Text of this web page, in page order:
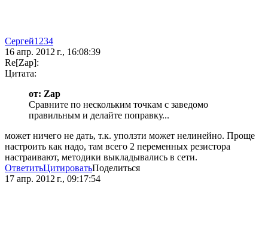
Сергей1234
16 апр. 2012 г., 16:08:39
Re[Zap]:
Цитата:
от: Zap
Сравните по нескольким точкам с заведомо
правильным и делайте поправку...
может ничего не дать, т.к. уползти может нелинейно. Проще
настроить как надо, там всего 2 переменных резистора
настраивают, методики выкладывались в сети.
ОтветитьЦитироватьПоделиться
17 апр. 2012 г., 09:17:54